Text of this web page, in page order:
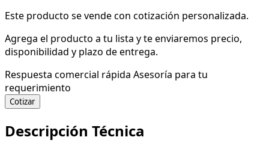
Este producto se vende con cotización personalizada.
Agrega el producto a tu lista y te enviaremos precio,
disponibilidad y plazo de entrega.
Respuesta comercial rápida Asesoría para tu
requerimiento
Cotizar
Descripción Técnica